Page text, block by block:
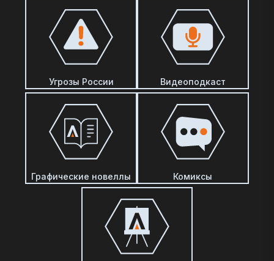
Угрозы России Видеоподкаст
Графические новеллы Комиксы